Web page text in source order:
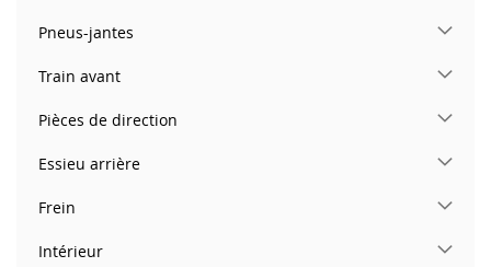
Pneus-jantes
Train avant
Pièces de direction
Essieu arrière
Frein
Intérieur